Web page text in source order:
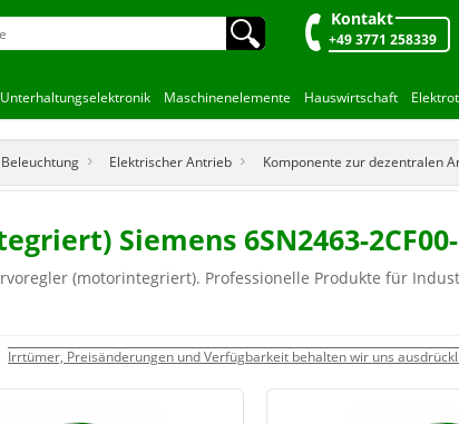
🔍︎ Kontakt
+49 3771 258339
Unterhaltungselektronik Maschinenelemente Hauswirtschaft
Elektrischer Antrieb Komponente zur dezentralen
Siemens 6SN2463-2CF00-
(motorintegriert). Professionelle Produkte für
Irrtümer, Preisänderungen und Verfügbarkeit behalten wir uns